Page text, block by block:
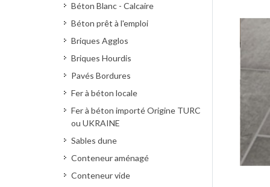
Béton Blanc - Calcaire
Béton prêt à l'emploi
Briques Agglos
Briques Hourdis
Pavés Bordures
Fer à béton locale
Fer à béton importé Origine TURC
ou UKRAINE
Sables dune
Conteneur aménagé
Conteneur vide